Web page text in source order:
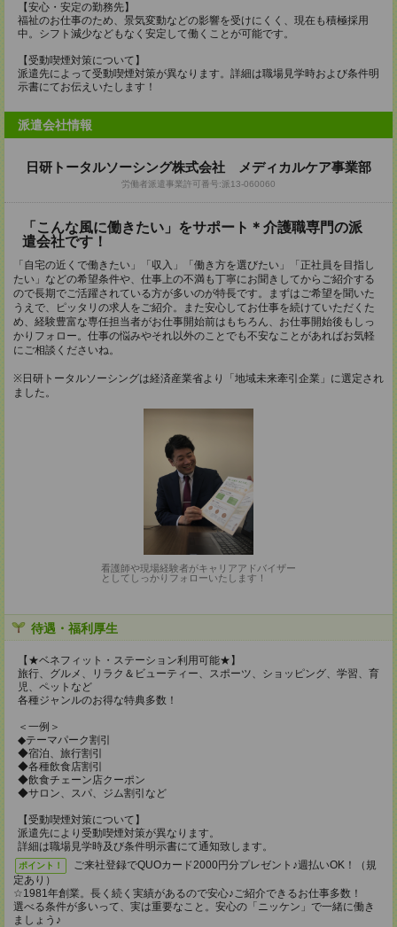
【安心・安定の勤務先】
福祉のお仕事のため、景気変動などの影響を受けにくく、現在も積極採用
中。シフト減少などもなく安定して働くことが可能です。
【受動喫煙対策について】
派遣先によって受動喫煙対策が異なります。詳細は職場見学時および条件明
示書にてお伝えいたします！
派遣会社情報
日研トータルソーシング株式会社 メディカルケア事業部
労働者派遣事業許可番号:派13-060060
「こんな風に働きたい」をサポート＊介護職専門の派
遣会社です！
「自宅の近くで働きたい」「収入」「働き方を選びたい」「正社員を目指し
たい」などの希望条件や、仕事上の不満も丁寧にお聞きしてからご紹介する
ので長期でご活躍されている方が多いのが特長です。まずはご希望を聞いた
うえで、ピッタリの求人をご紹介。また安心してお仕事を続けていただくた
め、経験豊富な専任担当者がお仕事開始前はもちろん、お仕事開始後もしっ
かりフォロー。仕事の悩みやそれ以外のことでも不安なことがあればお気軽
にご相談くださいね。
※日研トータルソーシングは経済産業省より「地域未来牽引企業」に選定され
ました。
看護師や現場経験者がキャリアアドバイザー
としてしっかりフォローいたします！
待遇・福利厚生
【★ベネフィット・ステーション利用可能★】
旅行、グルメ、リラク＆ビューティー、スポーツ、ショッピング、学習、育
児、ペットなど
各種ジャンルのお得な特典多数！
＜一例＞
◆テーマパーク割引
◆宿泊、旅行割引
◆各種飲食店割引
◆飲食チェーン店クーポン
◆サロン、スパ、ジム割引など
【受動喫煙対策について】
派遣先により受動喫煙対策が異なります。
詳細は職場見学時及び条件明示書にて通知致します。
ポイント！
ご来社登録でQUOカード2000円分プレゼント♪週払いOK！（規
定あり）
☆1981年創業。長く続く実績があるので安心♪ご紹介できるお仕事多数！
選べる条件が多いって、実は重要なこと。安心の「ニッケン」で一緒に働き
ましょう♪